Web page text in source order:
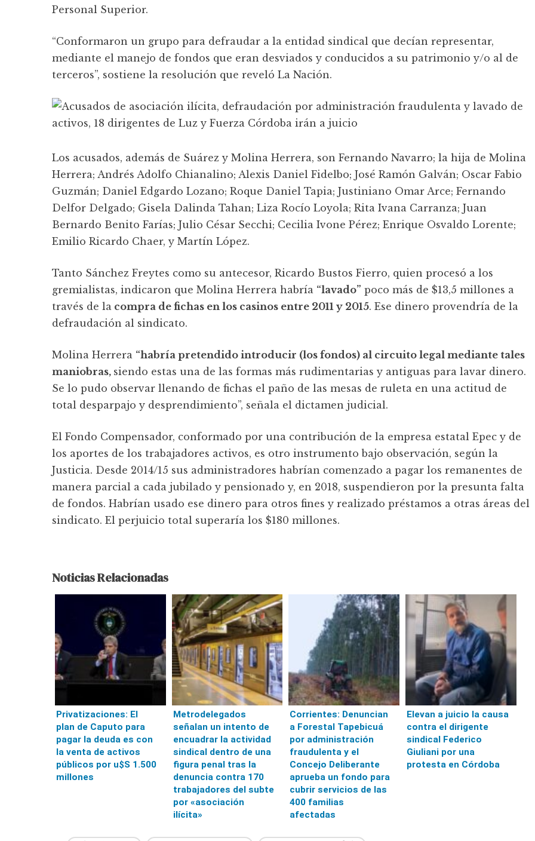
Personal Superior.
“Conformaron un grupo para defraudar a la entidad sindical que decían representar,
mediante el manejo de fondos que eran desviados y conducidos a su patrimonio y/o al de
terceros”, sostiene la resolución que reveló La Nación.
Los acusados, además de Suárez y Molina Herrera, son Fernando Navarro; la hija de Molina
Herrera; Andrés Adolfo Chianalino; Alexis Daniel Fidelbo; José Ramón Galván; Oscar Fabio
Guzmán; Daniel Edgardo Lozano; Roque Daniel Tapia; Justiniano Omar Arce; Fernando
Delfor Delgado; Gisela Dalinda Tahan; Liza Rocío Loyola; Rita Ivana Carranza; Juan
Bernardo Benito Farías; Julio César Secchi; Cecilia Ivone Pérez; Enrique Osvaldo Lorente;
Emilio Ricardo Chaer, y Martín López.
Tanto Sánchez Freytes como su antecesor, Ricardo Bustos Fierro, quien procesó a los
gremialistas, indicaron que Molina Herrera habría “lavado” poco más de $13,5 millones a
través de la compra de fichas en los casinos entre 2011 y 2015. Ese dinero provendría de la
defraudación al sindicato.
Molina Herrera “habría pretendido introducir (los fondos) al circuito legal mediante tales
maniobras, siendo estas una de las formas más rudimentarias y antiguas para lavar dinero.
Se lo pudo observar llenando de fichas el paño de las mesas de ruleta en una actitud de
total desparpajo y desprendimiento”, señala el dictamen judicial.
El Fondo Compensador, conformado por una contribución de la empresa estatal Epec y de
los aportes de los trabajadores activos, es otro instrumento bajo observación, según la
Justicia. Desde 2014/15 sus administradores habrían comenzado a pagar los remanentes de
manera parcial a cada jubilado y pensionado y, en 2018, suspendieron por la presunta falta
de fondos. Habrían usado ese dinero para otros fines y realizado préstamos a otras áreas del
sindicato. El perjuicio total superaría los $180 millones.
Noticias Relacionadas
Privatizaciones: El
plan de Caputo para
pagar la deuda es con
la venta de activos
públicos por u$S 1.500
millones
Metrodelegados
señalan un intento de
encuadrar la actividad
sindical dentro de una
figura penal tras la
denuncia contra 170
trabajadores del subte
por «asociación
ilícita»
Corrientes: Denuncian
a Forestal Tapebicuá
por administración
fraudulenta y el
Concejo Deliberante
aprueba un fondo para
cubrir servicios de las
400 familias
afectadas
Elevan a juicio la causa
contra el dirigente
sindical Federico
Giuliani por una
protesta en Córdoba